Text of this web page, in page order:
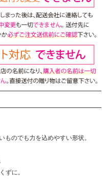
ものでも力を込めやすい形状。
ずに。